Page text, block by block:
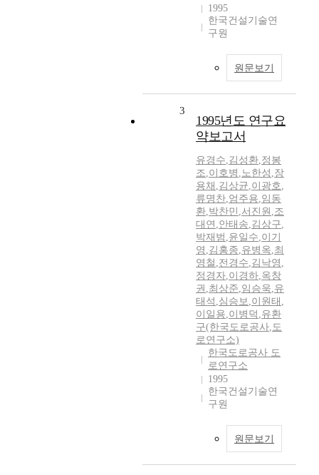
1995
한국건설기술연
구원
원문보기
3
1995년도 연구요
약보고서
유경수,김성환,정봉
조,이호병 ,노한성 ,장
용채 ,김상균,이광호,
류명찬,엄주용,임동
환,박찬민 ,서진원 ,조
대연 ,안태송,김상구,
박재범 ,윤일수,이기
영 ,김홍종,유병옥,최
영철 ,전경수,김낙영 ,
정경자,이경하,옥창
권 ,최상준,임승욱,유
태석 ,심승보,이원태 ,
이일용,이병덕 ,유환
구(한국도로공사,도
로연구소)
한국도로공사 도
로연구소
1995
한국건설기술연
구원
원문보기